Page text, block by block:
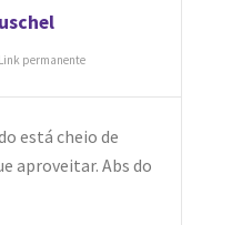
Link permanente
está cheio de
aproveitar. Abs do